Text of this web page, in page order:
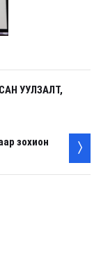
УУЛЗАЛТ,
зохион